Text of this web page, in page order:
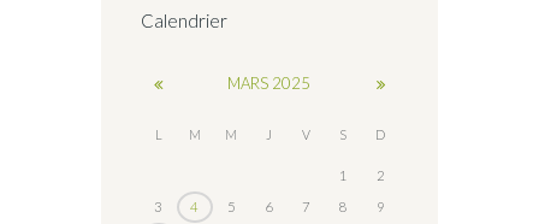
Calendrier
MARS 2025
L M M J V S D
1
2
3
4 5 6 7 8
9